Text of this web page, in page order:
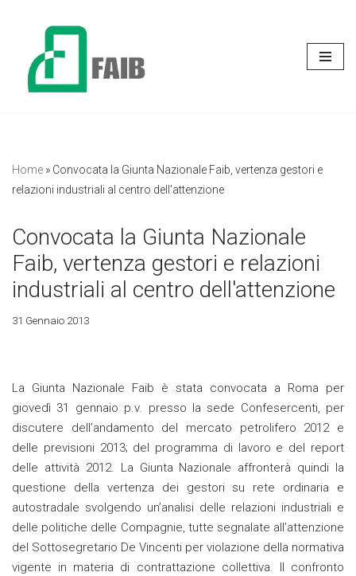
contenuto
Home » Convocata la Giunta Nazionale Faib, vertenza gestori e
relazioni industriali al centro dell'attenzione
Convocata la Giunta Nazionale
Faib, vertenza gestori e relazioni
industriali al centro dell'attenzione
31 Gennaio 2013
La Giunta Nazionale Faib è stata convocata a Roma per
giovedì 31 gennaio p.v. presso la sede Confesercenti, per
discutere dell’andamento del mercato petrolifero 2012 e
delle previsioni 2013; del programma di lavoro e del report
delle attività 2012. La Giunta Nazionale affronterà quindi la
questione della vertenza dei gestori su rete ordinaria e
autostradale svolgendo un’analisi delle relazioni industriali e
delle politiche delle Compagnie, tutte segnalate all’attenzione
del Sottosegretario De Vincenti per violazione della normativa
vigente in materia di contrattazione collettiva. Il confronto